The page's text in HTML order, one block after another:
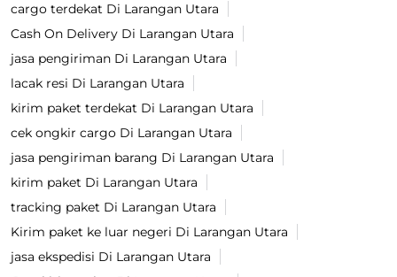
cargo terdekat Di Larangan Utara
Cash On Delivery Di Larangan Utara
jasa pengiriman Di Larangan Utara
lacak resi Di Larangan Utara
kirim paket terdekat Di Larangan Utara
cek ongkir cargo Di Larangan Utara
jasa pengiriman barang Di Larangan Utara
kirim paket Di Larangan Utara
tracking paket Di Larangan Utara
Kirim paket ke luar negeri Di Larangan Utara
jasa ekspedisi Di Larangan Utara